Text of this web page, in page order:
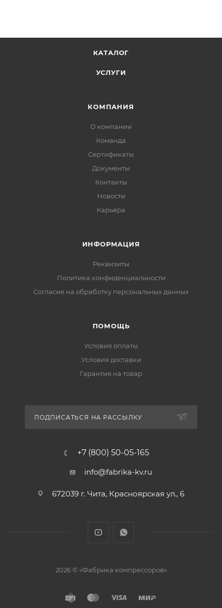
КАТАЛОГ
УСЛУГИ
КОМПАНИЯ
О компании
Команда
Сертификаты
Документы
Контакты
Новости
Карьера
ИНФОРМАЦИЯ
Реквизиты
Политика конфиденциальности
Cогласие на обработку персональных данных
ПОМОЩЬ
Условия оплаты
Условия доставки
Гарантия на товар
ПОДПИСАТЬСЯ НА РАССЫЛКУ
+7 (800) 50-05-165
info@fabrika-kv.ru
672039 г. Чита, Красноярская ул., 6
2026 © «Фабрика компрессоров»